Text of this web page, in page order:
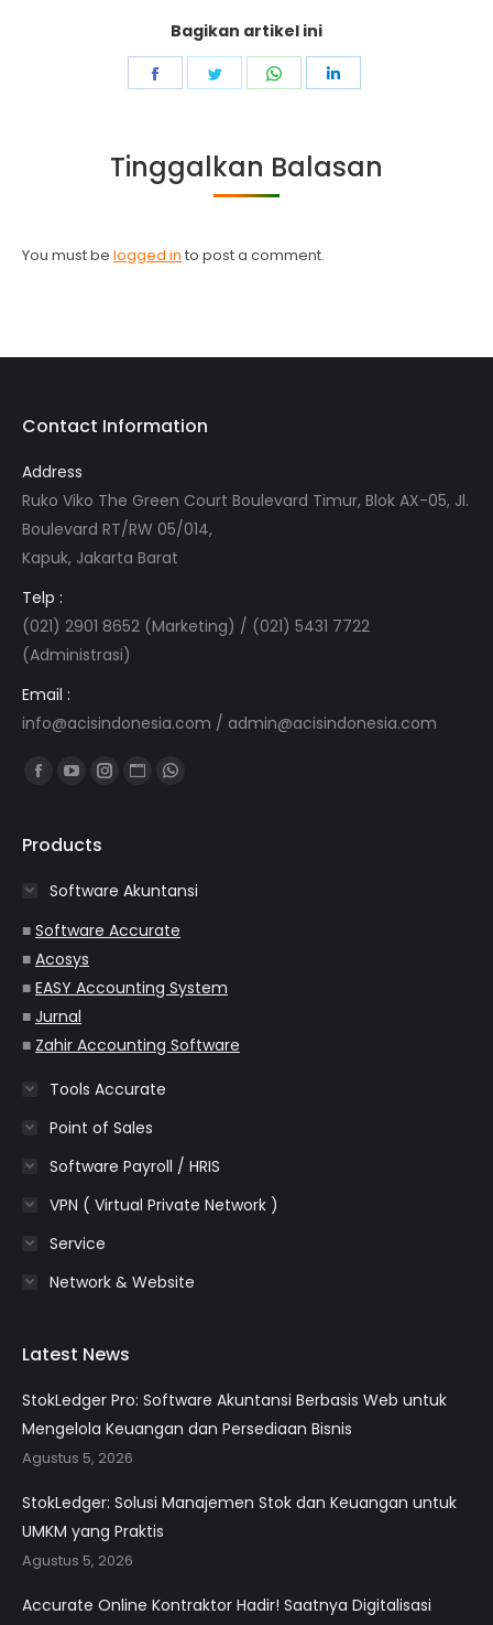
Bagikan artikel ini
Share
Share
Share
Tinggalkan Balasan
You must be logged in to post a comment.
Contact Information
Address
Ruko Viko The Green Court Boulevard Timur, Blok AX-05, Jl.
Boulevard RT/RW 05/014,
Kapuk, Jakarta Barat
Telp :
(021) 2901 8652 (Marketing) / (021) 5431 7722
(Administrasi)
Email :
info@acisindonesia.com / admin@acisindonesia.com
Find us on:
Facebook
opens
new
window
YouTube
opens
new
window
Instagram
new
window
Website
new
window
Whatsapp
new
window
Products
Software Akuntansi
■ Software Accurate
■ Acosys
■ EASY Accounting System
■ Jurnal
■ Zahir Accounting Software
Tools Accurate
Point of Sales
Software Payroll / HRIS
VPN ( Virtual Private Network )
Service
Network & Website
Latest News
StokLedger Pro: Software Akuntansi Berbasis Web untuk
Mengelola Keuangan dan Persediaan Bisnis
Agustus 5, 2026
StokLedger: Solusi Manajemen Stok dan Keuangan untuk
UMKM yang Praktis
Agustus 5, 2026
Accurate Online Kontraktor Hadir! Saatnya Digitalisasi